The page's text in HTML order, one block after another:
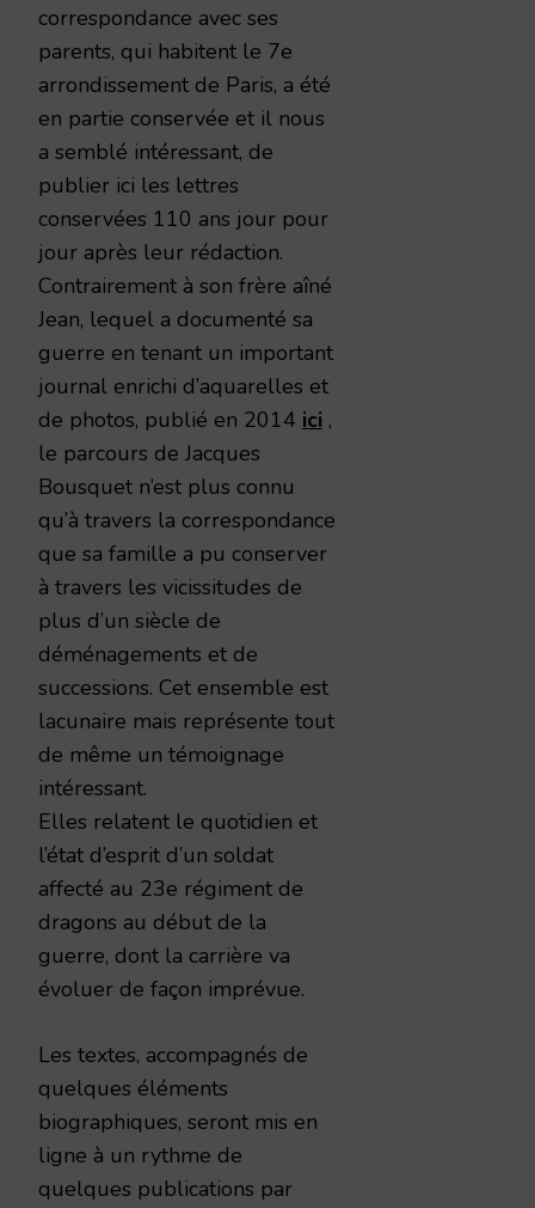
correspondance avec ses
parents, qui habitent le 7e
arrondissement de Paris, a été
en partie conservée et il nous
a semblé intéressant, de
publier ici les lettres
conservées 110 ans jour pour
jour après leur rédaction.
Contrairement à son frère aîné
Jean, lequel a documenté sa
guerre en tenant un important
journal enrichi d’aquarelles et
de photos, publié en 2014 ici ,
le parcours de Jacques
Bousquet n’est plus connu
qu’à travers la correspondance
que sa famille a pu conserver
à travers les vicissitudes de
plus d’un siècle de
déménagements et de
successions. Cet ensemble est
lacunaire mais représente tout
de même un témoignage
intéressant.
Elles relatent le quotidien et
l’état d’esprit d’un soldat
affecté au 23e régiment de
dragons au début de la
guerre, dont la carrière va
évoluer de façon imprévue.
Les textes, accompagnés de
quelques éléments
biographiques, seront mis en
ligne à un rythme de
quelques publications par